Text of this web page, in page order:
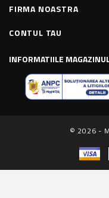
FIRMA NOASTRA
CONTUL TAU
INFORMATIILE
© 2026 -